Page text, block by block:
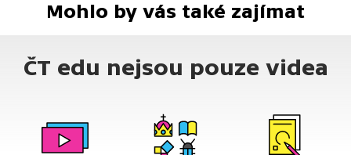
Mohlo by vás také zajímat
ČT edu nejsou pouze videa